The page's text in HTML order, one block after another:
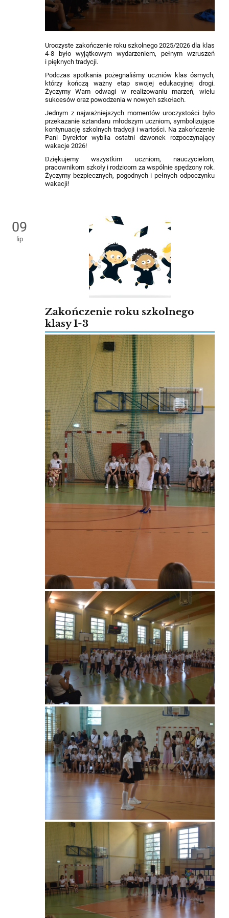
Uroczyste zakończenie roku szkolnego 2025/2026 dla klas
4-8 było wyjątkowym wydarzeniem, pełnym wzruszeń
i pięknych tradycji.
Podczas spotkania pożegnaliśmy uczniów klas ósmych,
którzy kończą ważny etap swojej edukacyjnej drogi.
Życzymy Wam odwagi w realizowaniu marzeń, wielu
sukcesów oraz powodzenia w nowych szkołach.
Jednym z najważniejszych momentów uroczystości było
przekazanie sztandaru młodszym uczniom, symbolizujące
kontynuację szkolnych tradycji i wartości. Na zakończenie
Pani Dyrektor wybiła ostatni dzwonek rozpoczynający
wakacje 2026!
Dziękujemy wszystkim uczniom, nauczycielom,
pracownikom szkoły i rodzicom za wspólnie spędzony rok.
Życzymy bezpiecznych, pogodnych i pełnych odpoczynku
wakacji!
09
lip
Zakończenie roku szkolnego
klasy 1-3